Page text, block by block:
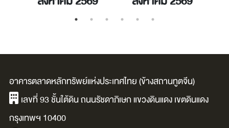
อาคารตลาดหลักทรัพย์แห่งประเทศไทย (ข้างสถานทูตจีน)
เลขที่ 93 ชั้นใต้ดิน ถนนรัชดาภิเษก แขวงดินแดง เขตดินแดง
กรุงเทพฯ 10400